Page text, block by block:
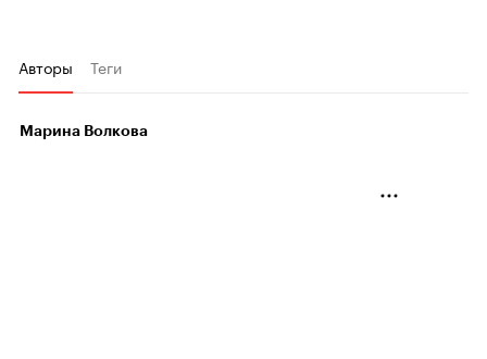
Авторы Теги
Марина Волкова